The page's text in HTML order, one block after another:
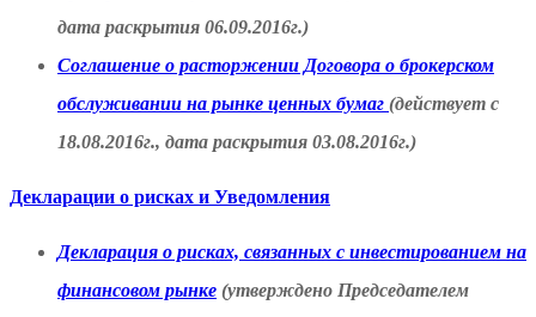
дата раскрытия 06.09.2016г.)
Соглашение о расторжении Договора о брокерском
обслуживании на рынке ценных бумаг (действует с
18.08.2016г., дата раскрытия 03.08.2016г.)
Декларации о рисках и Уведомления
Декларация о рисках, связанных с инвестированием на
финансовом рынке (утверждено Председателем